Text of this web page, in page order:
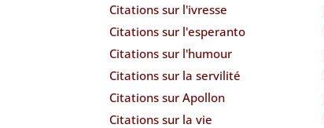
Citations sur l'ivresse
Citations sur l'esperanto
Citations sur l'humour
Citations sur la servilité
Citations sur Apollon
Citations sur la vie